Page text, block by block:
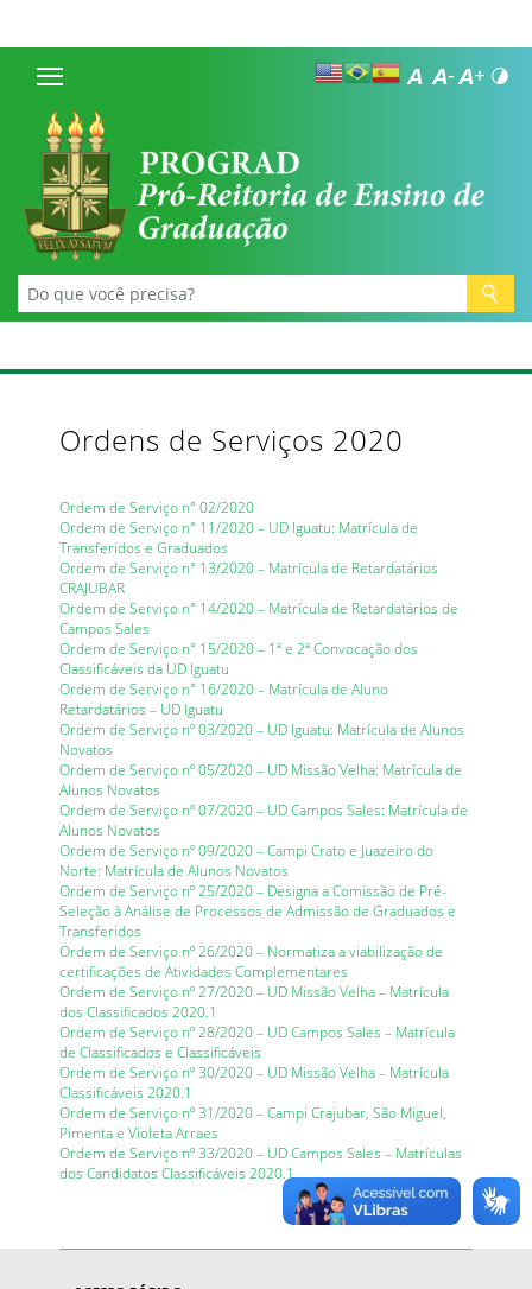
Ordens de Serviços 2020
Ordem de Serviço n° 02/2020
Ordem de Serviço n° 11/2020 – UD Iguatu: Matrícula de
Transferidos e Graduados
Ordem de Serviço n° 13/2020 – Matrícula de Retardatários
CRAJUBAR
Ordem de Serviço n° 14/2020 – Matrícula de Retardatários de
Campos Sales
Ordem de Serviço n° 15/2020 – 1ª e 2ª Convocação dos
Classificáveis da UD Iguatu
Ordem de Serviço n° 16/2020 – Matrícula de Aluno
Retardatários – UD Iguatu
Ordem de Serviço nº 03/2020 – UD Iguatu: Matrícula de Alunos
Novatos
Ordem de Serviço nº 05/2020 – UD Missão Velha: Matrícula de
Alunos Novatos
Ordem de Serviço nº 07/2020 – UD Campos Sales: Matrícula de
Alunos Novatos
Ordem de Serviço nº 09/2020 – Campi Crato e Juazeiro do
Norte: Matrícula de Alunos Novatos
Ordem de Serviço nº 25/2020 – Designa a Comissão de Pré-
Seleção à Análise de Processos de Admissão de Graduados e
Transferidos
Ordem de Serviço nº 26/2020 – Normatiza a viabilização de
certificações de Atividades Complementares
Ordem de Serviço nº 27/2020 – UD Missão Velha – Matrícula
dos Classificados 2020.1
Ordem de Serviço nº 28/2020 – UD Campos Sales – Matrícula
de Classificados e Classificáveis
Ordem de Serviço nº 30/2020 – UD Missão Velha – Matrícula
Classificáveis 2020.1
Ordem de Serviço nº 31/2020 – Campi Crajubar, São Miguel,
Pimenta e Violeta Arraes
Ordem de Serviço nº 33/2020 – UD Campos Sales – Matrículas
dos Candidatos Classificáveis 2020.1